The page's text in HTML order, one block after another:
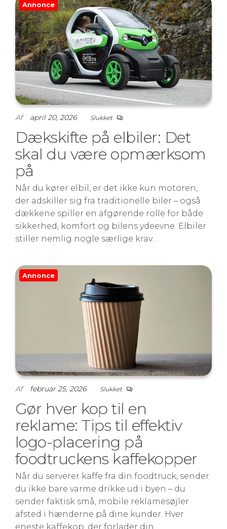
Annonce
Af april 20, 2026 Slukket
Dækskifte på elbiler: Det
skal du være opmærksom
på
Når du kører elbil, er det ikke kun motoren,
der adskiller sig fra traditionelle biler – også
dækkene spiller en afgørende rolle for både
sikkerhed, komfort og bilens ydeevne. Elbiler
stiller nemlig nogle særlige krav…
Annonce
Af februar 25, 2026 Slukket
Gør hver kop til en
reklame: Tips til effektiv
logo-placering på
foodtruckens kaffekopper
Når du serverer kaffe fra din foodtruck, sender
du ikke bare varme drikke ud i byen – du
sender faktisk små, mobile reklamesøjler
afsted i hænderne på dine kunder. Hver
eneste kaffekop, der forlader din…